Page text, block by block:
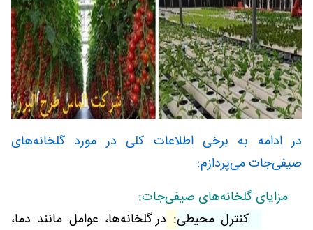
در ادامه به برخی اطلاعات کلی در مورد گلخانه‌های
صیفی‌جات می‌پردازم:
مزایای گلخانه‌های صیفی‌جات:
کنترل محیطی: در گلخانه‌ها، عوامل مانند دما،